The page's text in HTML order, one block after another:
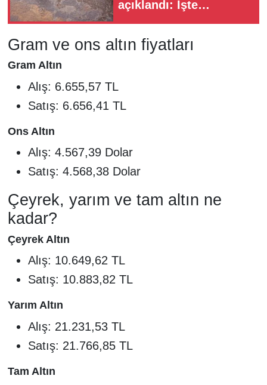
açıklandı: İşte
Gram ve ons altın fiyatları
Gram Altın
Alış: 6.655,57 TL
Satış: 6.656,41 TL
Ons Altın
Alış: 4.567,39 Dolar
Satış: 4.568,38 Dolar
Çeyrek, yarım ve tam altın ne
kadar?
Çeyrek Altın
Alış: 10.649,62 TL
Satış: 10.883,82 TL
Yarım Altın
Alış: 21.231,53 TL
Satış: 21.766,85 TL
Tam Altın